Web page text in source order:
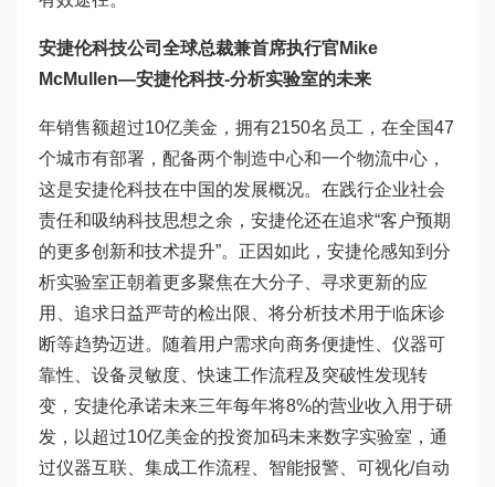
安捷伦科技公司全球总裁兼首席执行官Mike
McMullen—安捷伦科技-分析实验室的未来
年销售额超过10亿美金，拥有2150名员工，在全国47
个城市有部署，配备两个制造中心和一个物流中心，
这是安捷伦科技在中国的发展概况。在践行企业社会
责任和吸纳科技思想之余，安捷伦还在追求“客户预期
的更多创新和技术提升”。正因如此，安捷伦感知到分
析实验室正朝着更多聚焦在大分子、寻求更新的应
用、追求日益严苛的检出限、将分析技术用于临床诊
断等趋势迈进。随着用户需求向商务便捷性、仪器可
靠性、设备灵敏度、快速工作流程及突破性发现转
变，安捷伦承诺未来三年每年将8%的营业收入用于研
发，以超过10亿美金的投资加码未来数字实验室，通
过仪器互联、集成工作流程、智能报警、可视化/自动